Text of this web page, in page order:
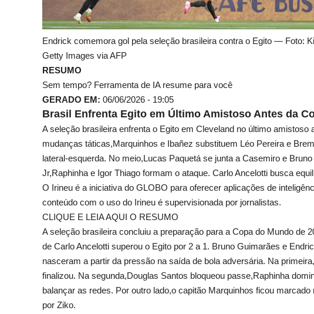
Endrick comemora gol pela seleção brasileira contra o Egito — Foto:
Getty Images via AFP
RESUMO
Sem tempo? Ferramenta de IA resume para você
GERADO EM: 06/06/2026 - 19:05
Brasil Enfrenta Egito em Último Amistoso Antes da
A seleção brasileira enfrenta o Egito em Cleveland no último amistoso
mudanças táticas,Marquinhos e Ibañez substituem Léo Pereira e
lateral-esquerda. No meio,Lucas Paquetá se junta a Casemiro e
Jr,Raphinha e Igor Thiago formam o ataque. Carlo Ancelotti busca
O Irineu é a iniciativa do GLOBO para oferecer aplicações de
conteúdo com o uso do Irineu é supervisionada por jornalistas.
CLIQUE E LEIA AQUI O RESUMO
A seleção brasileira concluiu a preparação para a Copa do Mundo de
de Carlo Ancelotti superou o Egito por 2 a 1. Bruno Guimarães e
nasceram a partir da pressão na saída de bola adversária. Na
finalizou. Na segunda,Douglas Santos bloqueou passe,Raphinha
balançar as redes. Por outro lado,o capitão Marquinhos ficou
por Ziko.